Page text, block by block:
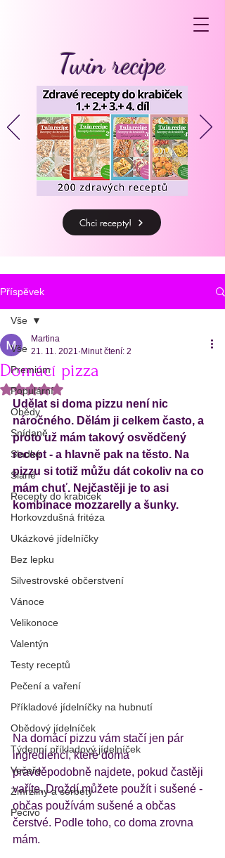
Twin recipe
Chci recepty!
Příspěvek
Vše
Premium
Populární
Obědy
Snídaně
Sladké
Slané
Recepty do krabiček
Horkovzdušná fritéza
Ukázkové jídelníčky
Bez lepku
Silvestrovské občerstvení
Vánoce
Velikonoce
Valentýn
Testy receptů
Pečení a vaření
Příkladové jídelníčky na hubnutí
Obědový jídelníček
Týdenní příkladový jídelníček
Večeře
Zmrzliny a sorbety
Pečivo
Vše
Domácí pizza
Martina
21. 11. 2021 Minut čtení: 2
Hodnoceno NaN z 5 hvězdiček.
Udělat si doma pizzu není nic
náročného. Dělám ji celkem často, a
proto už mám takový osvědčený
recept - a hlavně pak na těsto. Na
pizzu si totiž můžu dát cokoliv na co
mám chuť. Nejčastěji je to asi
kombinace mozzarelly a šunky.
Na domácí pizzu vám stačí jen pár
ingrediencí, které doma
pravděpodobně najdete, pokud častěji
vaříte. Droždí můžete použít i sušené -
občas používám sušené a občas
čerstvé. Podle toho, co doma zrovna
mám.